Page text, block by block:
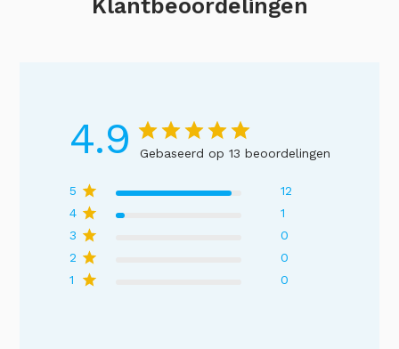
Klantbeoordelingen
4.9 Gebaseerd op 13 beoordelingen
5
12
4
1
3
0
2
0
1
0